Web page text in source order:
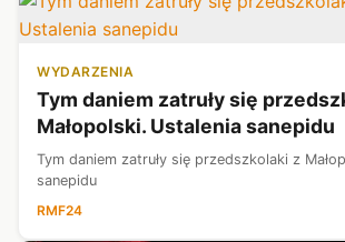
WYDARZENIA
Tym daniem zatruły się
Małopolski. Ustalenia sanepidu
Tym daniem zatruły się przedszkolaki z
sanepidu
RMF24